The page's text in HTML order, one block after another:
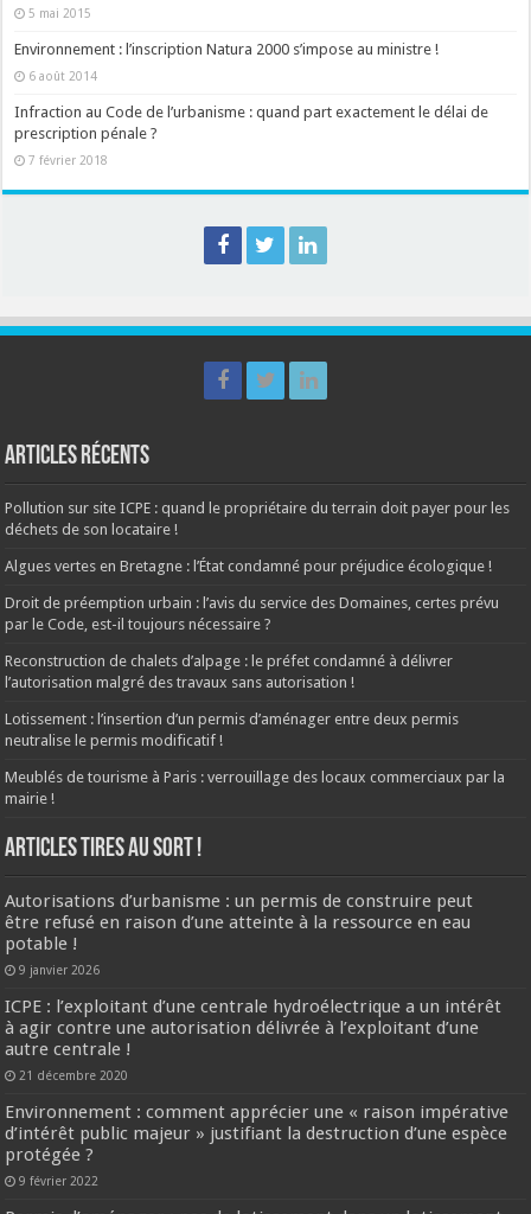
5 mai 2015
Environnement : l’inscription Natura 2000 s’impose au ministre !
6 août 2014
Infraction au Code de l’urbanisme : quand part exactement le délai de
prescription pénale ?
7 février 2018
Articles récents
Pollution sur site ICPE : quand le propriétaire du terrain doit payer pour les
déchets de son locataire !
Algues vertes en Bretagne : l’État condamné pour préjudice écologique !
Droit de préemption urbain : l’avis du service des Domaines, certes prévu
par le Code, est-il toujours nécessaire ?
Reconstruction de chalets d’alpage : le préfet condamné à délivrer
l’autorisation malgré des travaux sans autorisation !
Lotissement : l’insertion d’un permis d’aménager entre deux permis
neutralise le permis modificatif !
Meublés de tourisme à Paris : verrouillage des locaux commerciaux par la
mairie !
ARTICLES TIRES AU SORT !
Autorisations d’urbanisme : un permis de construire peut
être refusé en raison d’une atteinte à la ressource en eau
potable !
9 janvier 2026
ICPE : l’exploitant d’une centrale hydroélectrique a un intérêt
à agir contre une autorisation délivrée à l’exploitant d’une
autre centrale !
21 décembre 2020
Environnement : comment apprécier une « raison impérative
d’intérêt public majeur » justifiant la destruction d’une espèce
protégée ?
9 février 2022